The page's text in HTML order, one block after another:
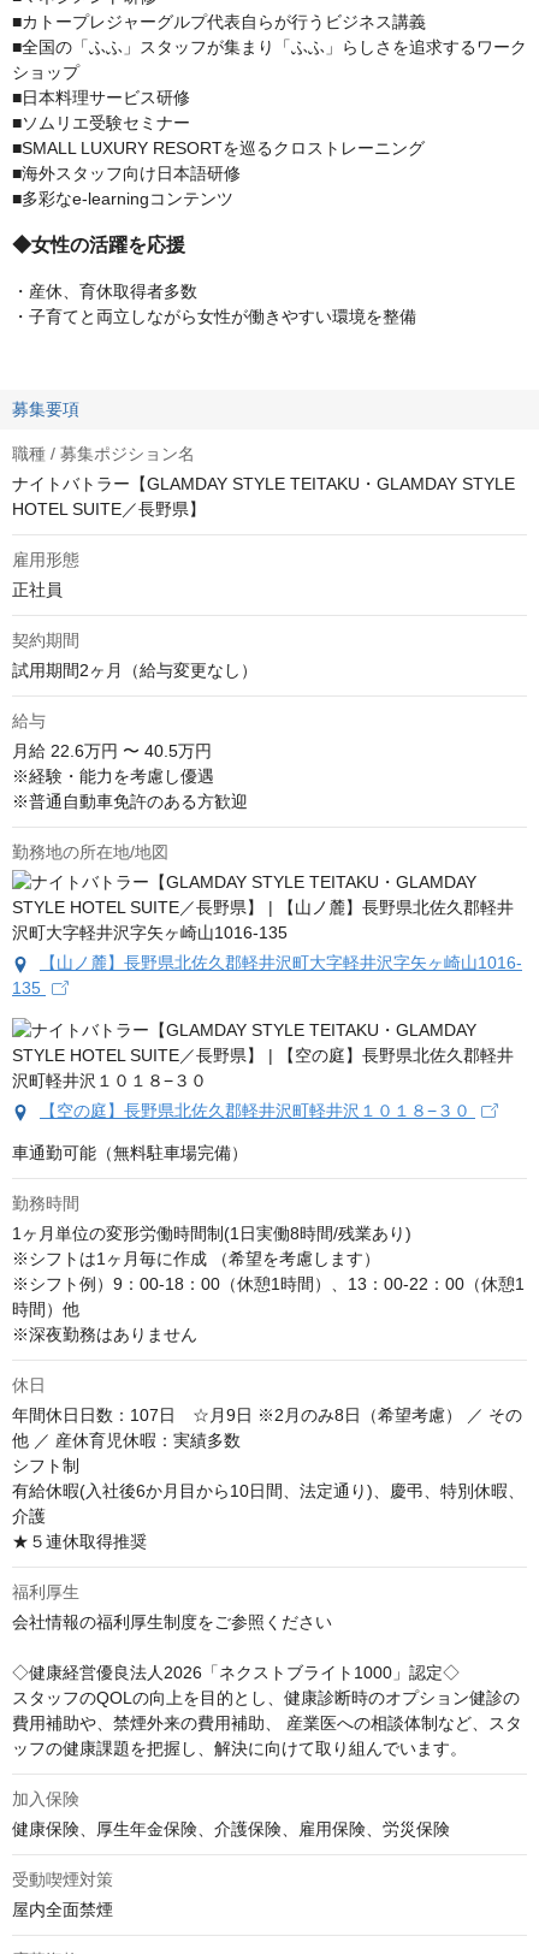
■カトープレジャーグルプ代表自らが行うビジネス講義
■全国の「ふふ」スタッフが集まり「ふふ」らしさを追求するワーク
ショップ
■日本料理サービス研修
■ソムリエ受験セミナー
■SMALL LUXURY RESORTを巡るクロストレーニング
■海外スタッフ向け日本語研修
■多彩なe-learningコンテンツ
◆女性の活躍を応援
・産休、育休取得者多数
・子育てと両立しながら女性が働きやすい環境を整備
募集要項
職種 / 募集ポジション名
ナイトバトラー【GLAMDAY STYLE TEITAKU・GLAMDAY STYLE
HOTEL SUITE／長野県】
雇用形態
正社員
契約期間
試用期間2ヶ月（給与変更なし）
給与
月給 22.6万円 〜 40.5万円
※経験・能力を考慮し優遇
※普通自動車免許のある方歓迎
勤務地の所在地/地図
【山ノ麓】長野県北佐久郡軽井沢町大字軽井沢字矢ヶ崎山1016-
135
【空の庭】長野県北佐久郡軽井沢町軽井沢１０１８−３０
車通勤可能（無料駐車場完備）
勤務時間
1ヶ月単位の変形労働時間制(1日実働8時間/残業あり)
※シフトは1ヶ月毎に作成 （希望を考慮します）
※シフト例）9：00-18：00（休憩1時間）、13：00-22：00（休憩1
時間）他
※深夜勤務はありません
休日
年間休日日数：107日　☆月9日 ※2月のみ8日（希望考慮） ／ その
他 ／ 産休育児休暇：実績多数
シフト制
有給休暇(入社後6か月目から10日間、法定通り)、慶弔、特別休暇、
介護
★５連休取得推奨
福利厚生
会社情報の福利厚生制度をご参照ください
◇健康経営優良法人2026「ネクストブライト1000」認定◇
スタッフのQOLの向上を目的とし、健康診断時のオプション健診の
費用補助や、禁煙外来の費用補助、 産業医への相談体制など、スタ
ッフの健康課題を把握し、解決に向けて取り組んでいます。
加入保険
健康保険、厚生年金保険、介護保険、雇用保険、労災保険
受動喫煙対策
屋内全面禁煙